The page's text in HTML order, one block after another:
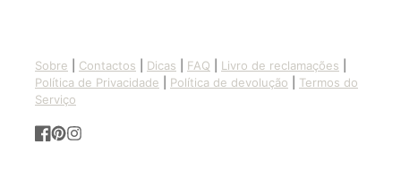
Sobre Contactos Dicas FAQ Livro de reclamações
Política de Privacidade
Política de devolução
Termos do
Serviço